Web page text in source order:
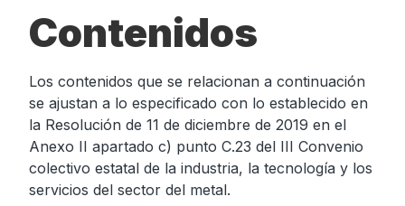
Contenidos
Los contenidos que se relacionan a continuación
se ajustan a lo especificado con lo establecido en
la Resolución de 11 de diciembre de 2019 en el
Anexo II apartado c) punto C.23 del III Convenio
colectivo estatal de la industria, la tecnología y los
servicios del sector del metal.